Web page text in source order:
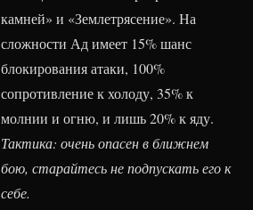
камней» и «Землетрясение». На
сложности Ад имеет 15% шанс
блокирования атаки, 100%
сопротивление к холоду, 35% к
молнии и огню, и лишь 20% к яду.
Тактика: очень опасен в ближнем
бою, старайтесь не подпускать его к
себе.